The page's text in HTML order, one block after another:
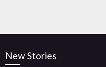
New Stories